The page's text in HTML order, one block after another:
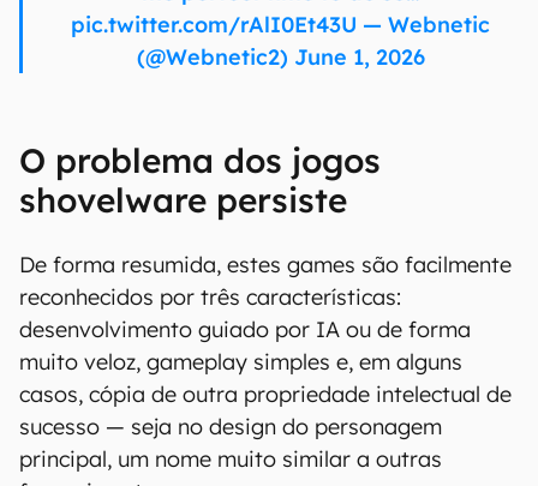
pic.twitter.com/rAlI0Et43U — Webnetic
(@Webnetic2) June 1, 2026
O problema dos jogos
shovelware persiste
De forma resumida, estes games são facilmente
reconhecidos por três características:
desenvolvimento guiado por IA ou de forma
muito veloz, gameplay simples e, em alguns
casos, cópia de outra propriedade intelectual de
sucesso — seja no design do personagem
principal, um nome muito similar a outras